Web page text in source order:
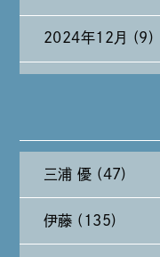
2024年12月 (9)
2024年9月 (11)
2024年8月 (11)
三浦 優 (47)
伊藤 (135)